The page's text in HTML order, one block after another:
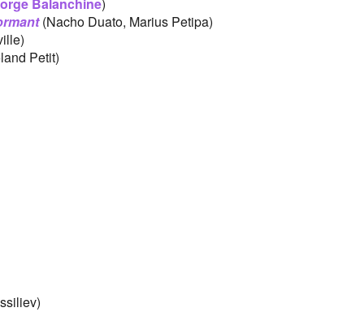
(Nacho Duato, Marius Petipa)
Petit)